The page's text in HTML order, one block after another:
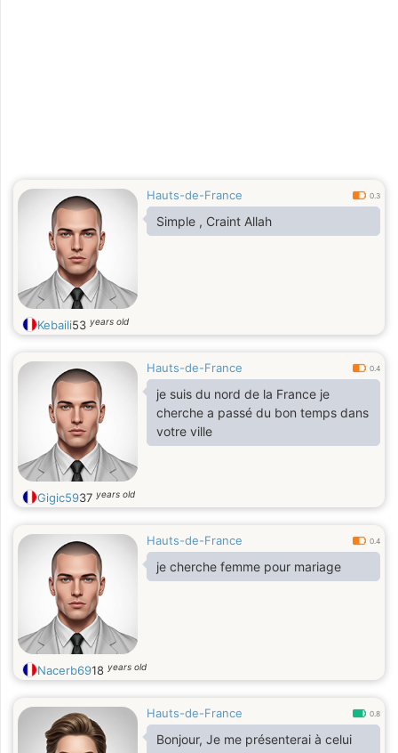
Hauts-de-France 0.3
Simple , Craint Allah
Kebaili53 years old
Hauts-de-France 0.4
je suis du nord de la France je
cherche a passé du bon temps dans
votre ville
Gigic5937 years old
Hauts-de-France 0.4
je cherche femme pour mariage
Nacerb6918 years old
Hauts-de-France 0.8
Bonjour, Je me présenterai à celui